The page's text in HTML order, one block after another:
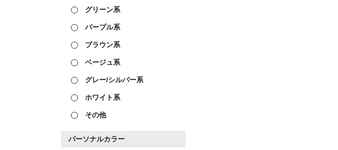
グリーン系
パープル系
ブラウン系
ベージュ系
グレー/シルバー系
ホワイト系
その他
パーソナルカラー